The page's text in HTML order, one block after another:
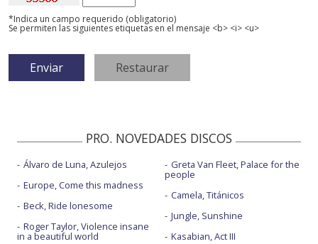
*Indica un campo requerido (obligatorio)
Se permiten las siguientes etiquetas en el mensaje <b> <i> <u>
PRO. NOVEDADES DISCOS
Álvaro de Luna, Azulejos
Europe, Come this madness
Beck, Ride lonesome
Roger Taylor, Violence insane
in a beautiful world
Greta Van Fleet, Palace for the
people
Camela, Titánicos
Jungle, Sunshine
Kasabian, Act III